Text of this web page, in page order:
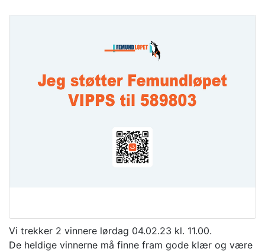
Vi trekker 2 vinnere lørdag 04.02.23 kl. 11.00.
De heldige vinnerne må finne fram gode klær og være